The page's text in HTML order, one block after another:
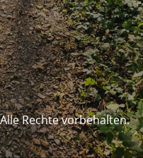
Rechte vorbehalten.